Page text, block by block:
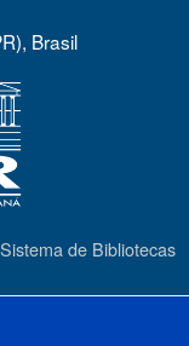
Brasil
de Bibliotecas